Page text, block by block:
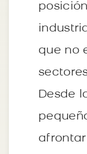
que no
Desde